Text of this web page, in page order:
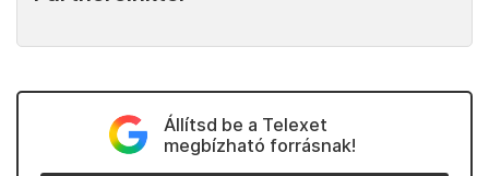
Állítsd be a Telexet
megbízható forrásnak!